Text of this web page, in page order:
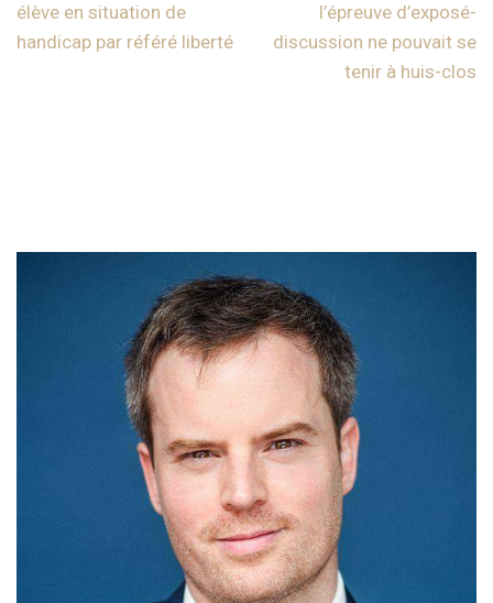
élève en situation de
handicap par référé liberté
l’épreuve d’exposé-
discussion ne pouvait se
tenir à huis-clos